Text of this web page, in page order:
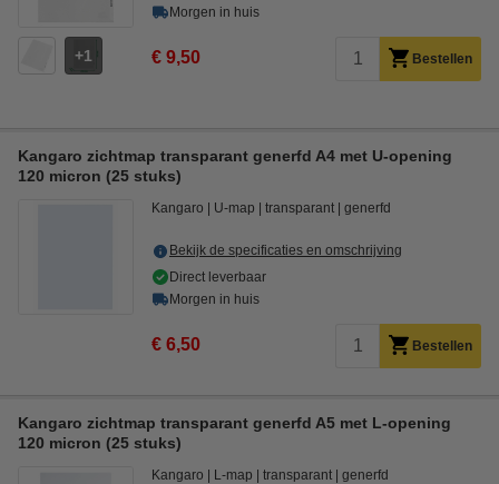
1
Morgen in huis
€ 9,50 Bestellen
Kangaro zichtmap transparant generfd A4 met U-opening
120 micron (25 stuks)
Kangaro U-map transparant generfd
Bekijk de specificaties en omschrijving
Direct leverbaar
Morgen in huis
€ 6,50 Bestellen
Kangaro zichtmap transparant generfd A5 met L-opening
120 micron (25 stuks)
Kangaro L-map transparant generfd